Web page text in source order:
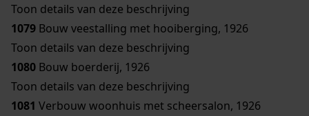
Toon details van deze beschrijving
1079 Bouw veestalling met hooiberging, 1926
Toon details van deze beschrijving
1080 Bouw boerderij, 1926
Toon details van deze beschrijving
1081 Verbouw woonhuis met scheersalon, 1926